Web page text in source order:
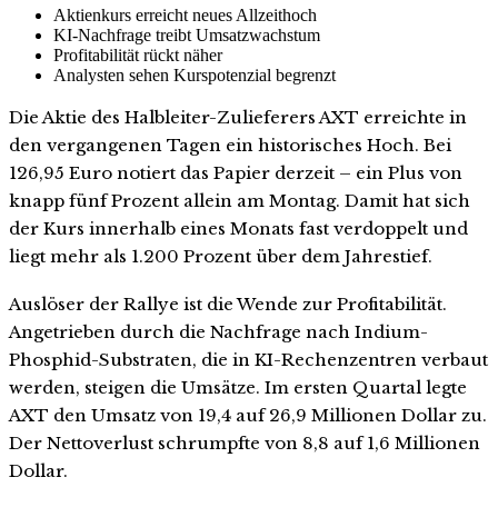
Aktienkurs erreicht neues Allzeithoch
KI-Nachfrage treibt Umsatzwachstum
Profitabilität rückt näher
Analysten sehen Kurspotenzial begrenzt
Die Aktie des Halbleiter-Zulieferers AXT erreichte in
den vergangenen Tagen ein historisches Hoch. Bei
126,95 Euro notiert das Papier derzeit – ein Plus von
knapp fünf Prozent allein am Montag. Damit hat sich
der Kurs innerhalb eines Monats fast verdoppelt und
liegt mehr als 1.200 Prozent über dem Jahrestief.
Auslöser der Rallye ist die Wende zur Profitabilität.
Angetrieben durch die Nachfrage nach Indium-
Phosphid-Substraten, die in KI-Rechenzentren verbaut
werden, steigen die Umsätze. Im ersten Quartal legte
AXT den Umsatz von 19,4 auf 26,9 Millionen Dollar zu.
Der Nettoverlust schrumpfte von 8,8 auf 1,6 Millionen
Dollar.